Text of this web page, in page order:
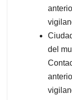
del